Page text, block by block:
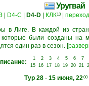
Уругвай
| D4-C D4-D| КЛК10|
в Лиге. В каждой из
были созданы на
один раз в сезон. [
1 2 3 4 5 6
7
15
16 17 18 19 20 21
Тур 28- 15 июня, 2200